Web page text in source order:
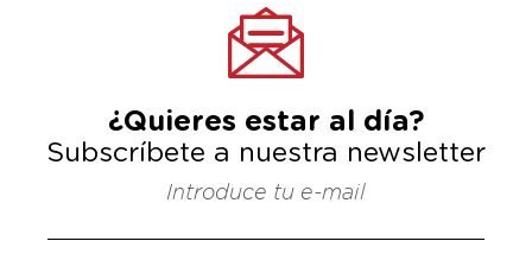
¿Quieres estar al día?
Subscríbete a nuestra newsletter
Introduce tu e-mail